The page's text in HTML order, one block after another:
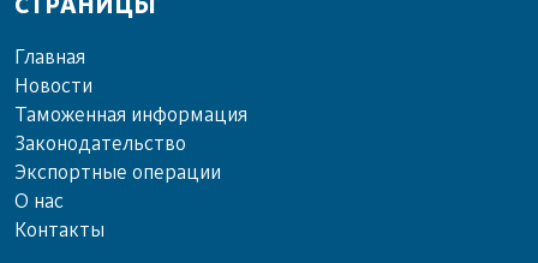
СТРАНИЦЫ
Главная
Новости
Таможенная информация
Законодательство
Экспортные операции
О нас
Контакты